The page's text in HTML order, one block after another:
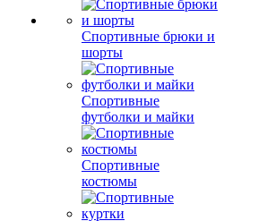
Спортивные брюки и
шорты
Спортивные
футболки и майки
Спортивные
костюмы